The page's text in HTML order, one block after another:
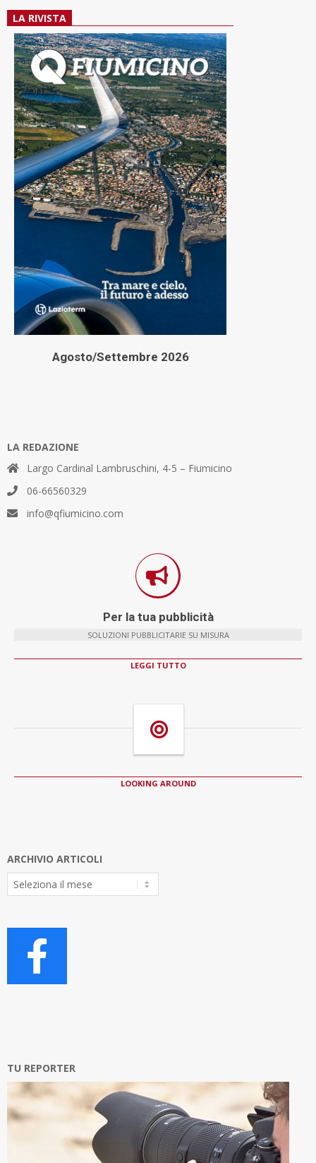
LA RIVISTA
Agosto/Settembre 2026
LA REDAZIONE
Largo Cardinal Lambruschini, 4-5 – Fiumicino
06-66560329
info@qfiumicino.com
Per la tua pubblicità
SOLUZIONI PUBBLICITARIE SU MISURA
LEGGI TUTTO
LOOKING AROUND
ARCHIVIO ARTICOLI
Archivio
Articoli
TU REPORTER